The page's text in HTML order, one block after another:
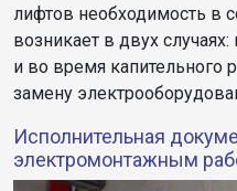
лифтов необходимость в
возникает в двух
и во время капительного
замену
Исполнительная
электромонтажным